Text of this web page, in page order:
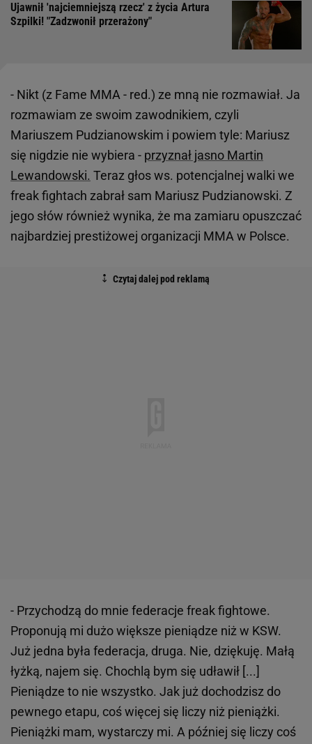
Ujawnił 'najciemniejszą rzecz' z życia Artura
Szpilki! "Zadzwonił przerażony"
- Nikt (z Fame MMA - red.) ze mną nie rozmawiał. Ja
rozmawiam ze swoim zawodnikiem, czyli
Mariuszem Pudzianowskim i powiem tyle: Mariusz
się nigdzie nie wybiera - przyznał jasno Martin
Lewandowski. Teraz głos ws. potencjalnej walki we
freak fightach zabrał sam Mariusz Pudzianowski. Z
jego słów również wynika, że ma zamiaru opuszczać
najbardziej prestiżowej organizacji MMA w Polsce.
- Przychodzą do mnie federacje freak fightowe.
Proponują mi dużo większe pieniądze niż w KSW.
Już jedna była federacja, druga. Nie, dziękuję. Małą
łyżką, najem się. Chochlą bym się udławił [...]
Pieniądze to nie wszystko. Jak już dochodzisz do
pewnego etapu, coś więcej się liczy niż pieniążki.
Pieniążki mam, wystarczy mi. A później się liczy coś